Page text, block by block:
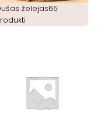
želejas65